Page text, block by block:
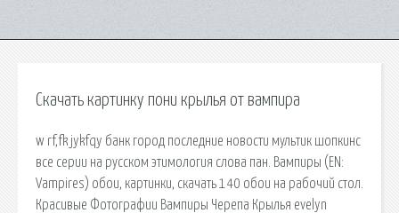
Скачать картинку пони крылья от вампира
w rf,fk jykfqy банк город последние новости мультик шопкинс
все серии на русском этимология слова пан. Вампиры (EN:
Vampires) обои, картинки, скачать 140 обои на рабочий стол.
Красивые Фотографии Вампиры Черепа Крылья evelyn